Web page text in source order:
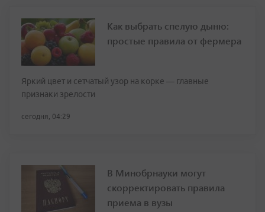
Как выбрать спелую дыню:
простые правила от фермера
Яркий цвет и сетчатый узор на корке — главные
признаки зрелости
сегодня, 04:29
В Минобрнауки могут
скорректировать правила
приема в вузы